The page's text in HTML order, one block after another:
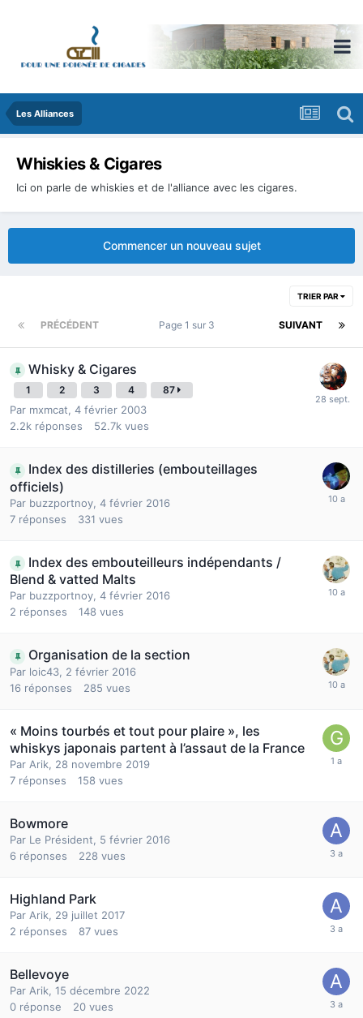
Les Alliances
Whiskies & Cigares
Ici on parle de whiskies et de l'alliance avec les cigares.
Commencer un nouveau sujet
TRIER PAR
PRÉCÉDENT SUIVANT
Page 1 sur 3
Whisky & Cigares
1 2 3 4 87
Par mxmcat, 4 février 2003
2.2k réponses 52.7k vues
Index des distilleries (embouteillages
officiels)
Par buzzportnoy 4 février 2016
7 réponses 331 vues
Index des embouteilleurs indépendants /
Blend & vatted Malts
Par buzzportnoy, 4 février 2016
2 réponses 148 vues
Organisation de la section
Par loic43 2 février 2016
16 réponses 285 vues
« Moins tourbés et tout pour plaire », les
whiskys japonais partent à l’assaut de la France
Par Arik, 28 novembre 2019
7 réponses 158 vues
Bowmore
Par Le Président
5 février 2016
6 réponses 228 vues
Highland Park
Par Arik, 29 juillet 2017
2 réponses 87 vues
Bellevoye
Par Arik 15 décembre 2022
0 réponse 20 vues